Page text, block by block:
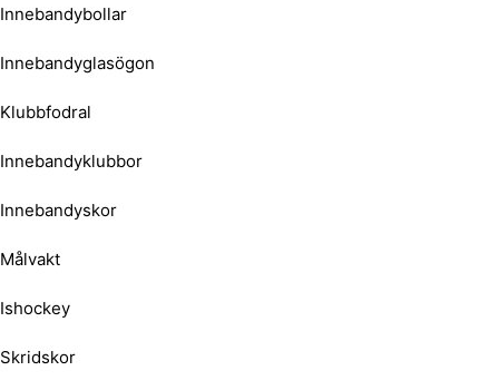
Innebandybollar
Innebandyglasögon
Klubbfodral
Innebandyklubbor
Innebandyskor
Målvakt
Ishockey
Skridskor